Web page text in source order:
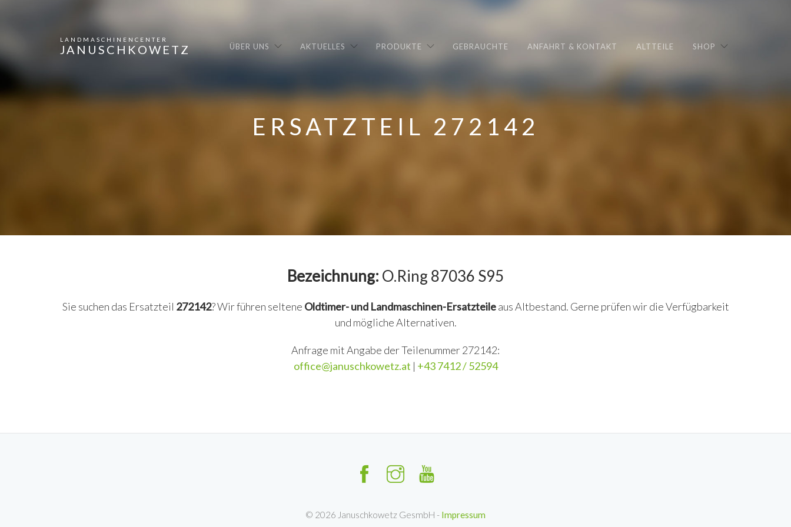
LANDMASCHINENCENTER
JANUSCHKOWETZ ÜBER UNS AKTUELLES PRODUKTE GEBRAUCHTE ANFAHRT & KONTAKT ALTTEILE SHOP
ERSATZTEIL 272142
Bezeichnung: O.Ring 87036 S95
Sie suchen das Ersatzteil 272142? Wir führen seltene Oldtimer- und Landmaschinen-Ersatzteileaus Altbestand. Gerne prüfen wir die Verfügbarkeit
und mögliche Alternativen.
Anfrage mit Angabe der Teilenummer 272142:
office@januschkowetz.at | +43 7412 / 52594
© 2026 Januschkowetz GesmbH - Impressum